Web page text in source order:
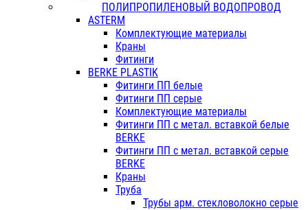
ПОЛИПРОПИЛЕНОВЫЙ ВОДОПРОВОД
ASTERM
Комплектующие материалы
Краны
Фитинги
BERKE PLASTIK
Фитинги ПП белые
Фитинги ПП серые
Комплектующие материалы
Фитинги ПП с метал. вставкой белые
BERKE
Фитинги ПП с метал. вставкой серые
BERKE
Краны
Труба
Трубы арм. стекловолокно серые